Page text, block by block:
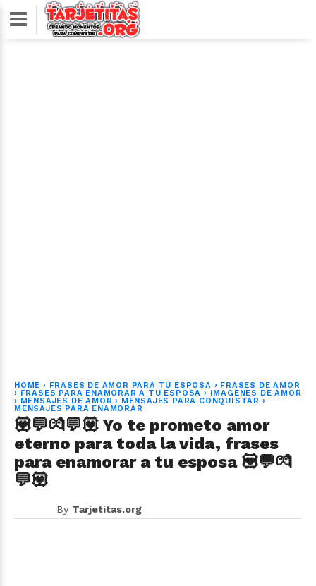
HOME › FRASES DE AMOR PARA TU ESPOSA › FRASES DE AMOR
› FRASES PARA ENAMORAR A TU ESPOSA ›
IMAGENES DE AMOR
› MENSAJES DE AMOR › MENSAJES PARA CONQUISTAR ›
MENSAJES PARA ENAMORAR
💟💬💏💬💟 Yo te prometo amor
eterno para toda la vida, frases
para enamorar a tu esposa 💟💬💏
💬💟
By Tarjetitas.org